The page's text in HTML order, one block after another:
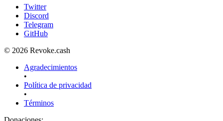
Twitter
Discord
Telegram
GitHub
© 2026 Revoke.cash
Agradecimientos
•
Política de privacidad
•
Términos